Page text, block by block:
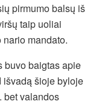
pirmumo balsų iš
taip uoliai
mandato.
buvo baigtas apie
išvadą šioje byloje
bet valandos